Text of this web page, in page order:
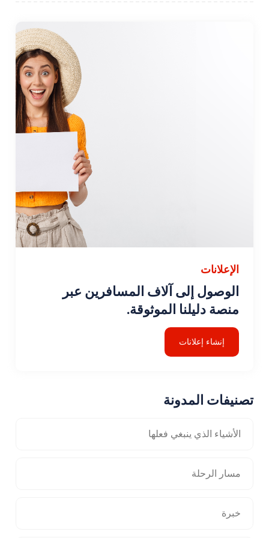
الإعلانات
الوصول إلى آلاف المسافرين عبر
منصة دليلنا الموثوقة.
إنشاء إعلانات
تصنيفات المدونة
الأشياء الذي ينبغي فعلها
مسار الرحلة
خبرة